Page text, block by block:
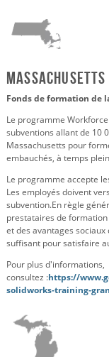
Massachusetts
Fonds de formation de
Le programme
subventions allant de 10
Massachusetts pour
embauchés, à temps
Le programme accepte
Les employés doivent
subvention.En règle
prestataires de
et des avantages
suffisant pour satisfaire
Pour plus d'informations,
consultez :https://
solidworks-training-